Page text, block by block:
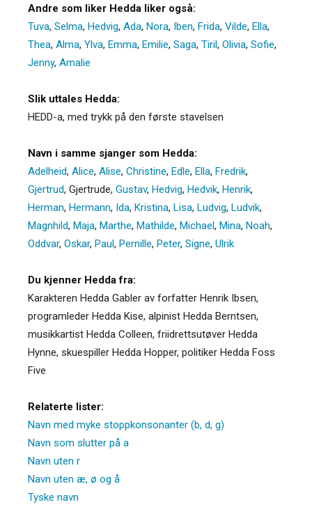
Andre som liker Hedda liker også:
Tuva, Selma, Hedvig, Ada, Nora, Iben, Frida, Vilde, Ella,
Thea, Alma, Ylva, Emma, Emilie, Saga, Tiril, Olivia, Sofie,
Jenny, Amalie
Slik uttales Hedda:
HEDD-a, med trykk på den første stavelsen
Navn i samme sjanger som Hedda:
Adelheid, Alice, Alise, Christine, Edle, Ella, Fredrik,
Gjertrud, Gjertrude, Gustav, Hedvig, Hedvik, Henrik,
Herman, Hermann, Ida, Kristina, Lisa, Ludvig, Ludvik,
Magnhild, Maja, Marthe, Mathilde, Michael, Mina, Noah,
Oddvar, Oskar, Paul, Pernille, Peter, Signe, Ulrik
Du kjenner Hedda fra:
Karakteren Hedda Gabler av forfatter Henrik Ibsen,
programleder Hedda Kise, alpinist Hedda Berntsen,
musikkartist Hedda Colleen, friidrettsutøver Hedda
Hynne, skuespiller Hedda Hopper, politiker Hedda Foss
Five
Relaterte lister:
Navn med myke stoppkonsonanter (b, d, g)
Navn som slutter på a
Navn uten r
Navn uten æ, ø og å
Tyske navn